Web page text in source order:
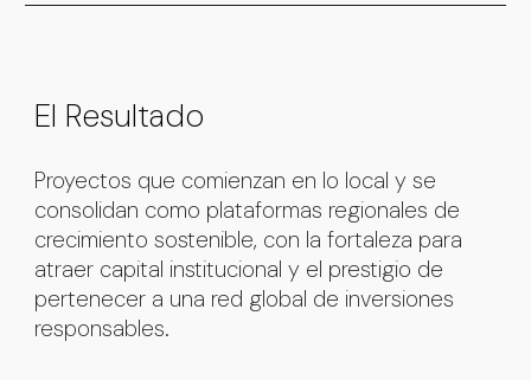
El Resultado
Proyectos que comienzan en lo local y se
consolidan como plataformas regionales de
crecimiento sostenible, con la fortaleza para
atraer capital institucional y el prestigio de
pertenecer a una red global de inversiones
responsables.